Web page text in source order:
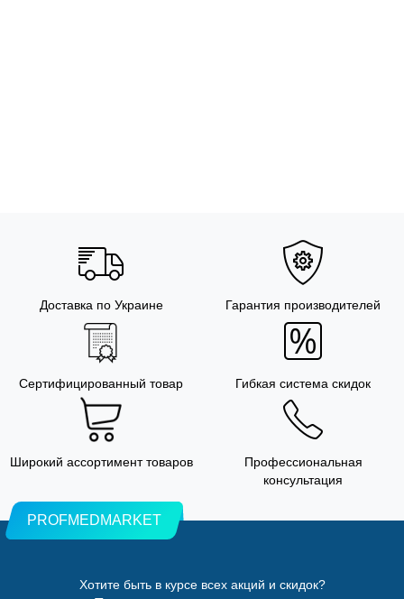
Доставка по Украине Гарантия производителей
Сертифицированный товар Гибкая система скидок
Широкий ассортимент товаров
Профессиональная
консультация
PROFMEDMARKET
Хотите быть в курсе всех акций и скидок?